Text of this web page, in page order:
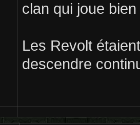
clan qui joue bien
Les Revolt
descendre